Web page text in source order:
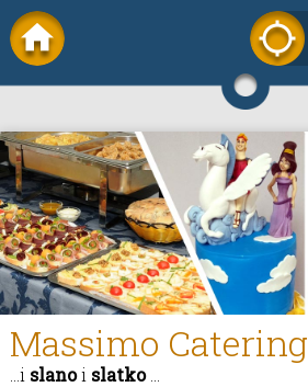
Massimo Catering
...i slanoi slatko...